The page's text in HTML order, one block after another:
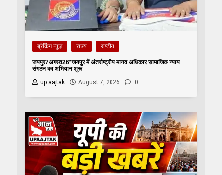
ब्रेकिंग न्यूज़ राज्य राष्टीय
जयपुर7अगस्त26*जयपुर में अंतर्राष्ट्रीय मानव अधिकार सामाजिक न्याय
संगठन का अभियान शुरू
up aajtak
August 7, 2026 0